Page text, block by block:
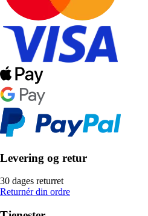
Levering og retur
30 dages returret
Returnér din ordre